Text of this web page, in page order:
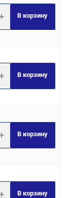
В корзину
В корзину
В корзину
В корзину